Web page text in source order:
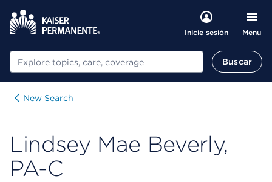
Inicie sesión Menu
Buscar Buscar
New Search
Lindsey Mae Beverly,
PA-C